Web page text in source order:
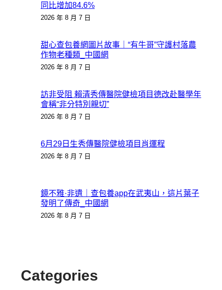
同比增加84.6%
2026 年 8 月 7 日
甜心查包養網圖片故事｜“有牛哥”守護村落農
作物老種類_中國網
2026 年 8 月 7 日
訪非受阻 賴清秀傳醫院健檢項目德改赴醫學年
會稱“非分特別親切”
2026 年 8 月 7 日
6月29日生秀傳醫院健檢項目肖運程
2026 年 8 月 7 日
鏡不雅·非遺｜查包養app在武夷山，這片葉子
發明了傳奇_中國網
2026 年 8 月 7 日
Categories